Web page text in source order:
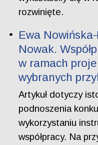
rozwinięte.
Ewa
Nowak.
w ramach
wybranych
Artykuł dotyczy
podnoszenia
wykorzystaniu
współpracy. Na